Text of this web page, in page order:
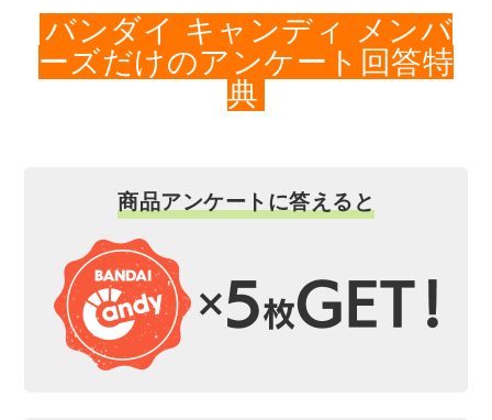
バンダイ キャンディ メンバ
ーズだけのアンケート回答特
典
商品アンケートに答えると